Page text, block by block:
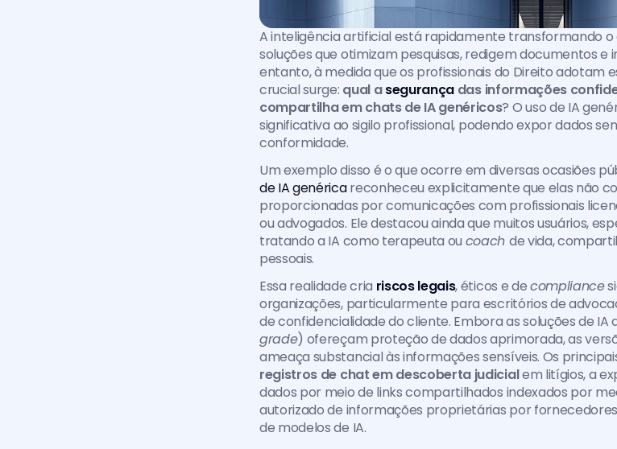
A inteligência artificial está rapidamente transformando
soluções que otimizam pesquisas, redigem documentos e
entanto, à medida que os profissionais do Direito adotam
crucial surge: qual a segurança das informações
compartilha em chats de IA genéricos? O uso de IA
significativa ao sigilo profissional, podendo expor dados
conformidade.
Um exemplo disso é o que ocorre em diversas ocasiões
de IA genérica reconheceu explicitamente que elas não
proporcionadas por comunicações com profissionais
ou advogados. Ele destacou ainda que muitos usuários,
tratando a IA como terapeuta ou coach de vida,
pessoais.
Essa realidade cria riscos legais, éticos e de compliance
organizações, particularmente para escritórios de
de confidencialidade do cliente. Embora as soluções de
grade) ofereçam proteção de dados aprimorada, as
ameaça substancial às informações sensíveis. Os
registros de chat em descoberta judicial em litígios, a
dados por meio de links compartilhados indexados por
autorizado de informações proprietárias por
de modelos de IA.